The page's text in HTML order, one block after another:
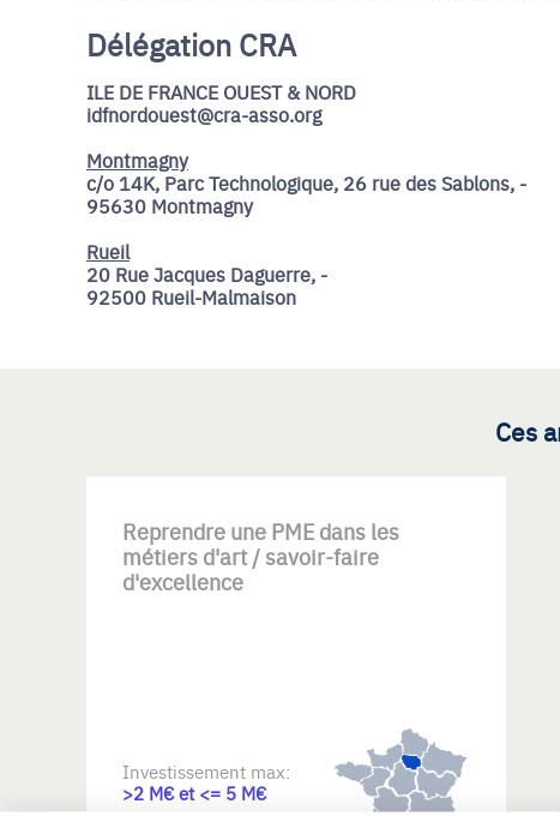
Délégation CRA
ILE DE FRANCE OUEST & NORD
idfnordouest@cra-asso.org
Montmagny
c/o 14K, Parc Technologique, 26 rue des Sablons, -
95630 Montmagny
Rueil
20 Rue Jacques Daguerre, -
92500 Rueil-Malmaison
Ces
Reprendre une PME dans les
métiers d'art / savoir-faire
d'excellence
Investissement max:
>2 M€ et <= 5 M€